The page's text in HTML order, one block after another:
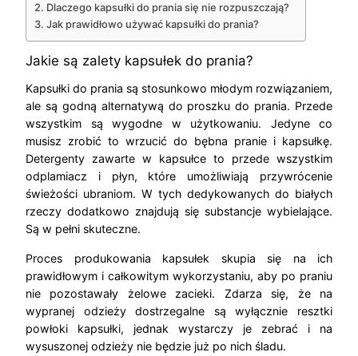
Dlaczego kapsułki do prania się nie rozpuszczają?
Jak prawidłowo używać kapsułki do prania?
Jakie są zalety kapsułek do prania?
Kapsułki do prania są stosunkowo młodym rozwiązaniem,
ale są godną alternatywą do proszku do prania. Przede
wszystkim są wygodne w użytkowaniu. Jedyne co
musisz zrobić to wrzucić do bębna pranie i kapsułkę.
Detergenty zawarte w kapsułce to przede wszystkim
odplamiacz i płyn, które umożliwiają przywrócenie
świeżości ubraniom. W tych dedykowanych do białych
rzeczy dodatkowo znajdują się substancje wybielające.
Są w pełni skuteczne.
Proces produkowania kapsułek skupia się na ich
prawidłowym i całkowitym wykorzystaniu, aby po praniu
nie pozostawały żelowe zacieki. Zdarza się, że na
wypranej odzieży dostrzegalne są wyłącznie resztki
powłoki kapsułki, jednak wystarczy je zebrać i na
wysuszonej odzieży nie będzie już po nich śladu.